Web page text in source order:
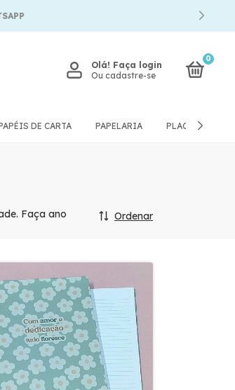
Olá! Faça login
Ou cadastre-se
0
DE CARTA PAPELARIA PLACAS E
Faça ano Ordenar